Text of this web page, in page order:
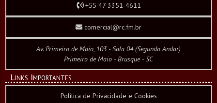
+55 47 3351-4611
comercial@rc.fm.br
Av. Primeiro de Maio, 103 - Sala 04 (Segundo Andar)
Primeiro de Maio - Brusque - SC
Links Importantes
Política de Privacidade e Cookies